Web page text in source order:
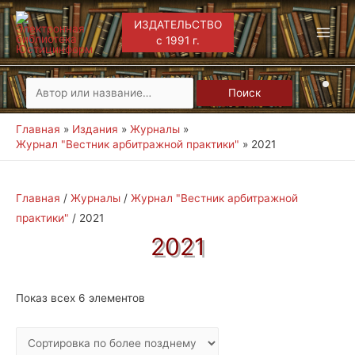
ИЗДАТЕЛЬСТВО
с 1991 г.
Main
Искать:
Поиск
Главная Издания
Журналы
Журнал "Вестник арбитражной практики"
2021
Главная / Журналы / Журнал "Вестник арбитражной
практики" / 2021
2021
Показ всех 6 элементов